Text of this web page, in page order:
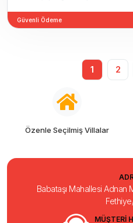
Güvenli Ödeme
1 2
%100 Müşteri Memnuniyeti
MÜŞTERİ
Babataşı Mahallesi Adnan